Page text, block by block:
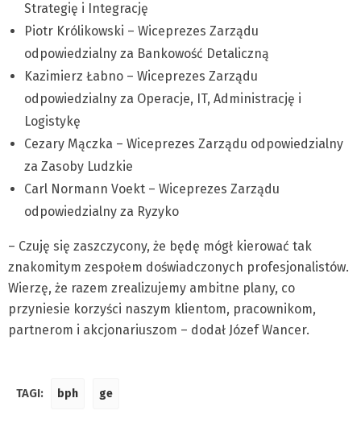
Strategię i Integrację
Piotr Królikowski – Wiceprezes Zarządu
odpowiedzialny za Bankowość Detaliczną
Kazimierz Łabno – Wiceprezes Zarządu
odpowiedzialny za Operacje, IT, Administrację i
Logistykę
Cezary Mączka – Wiceprezes Zarządu odpowiedzialny
za Zasoby Ludzkie
Carl Normann Voekt – Wiceprezes Zarządu
odpowiedzialny za Ryzyko
– Czuję się zaszczycony, że będę mógł kierować tak
znakomitym zespołem doświadczonych profesjonalistów.
Wierzę, że razem zrealizujemy ambitne plany, co
przyniesie korzyści naszym klientom, pracownikom,
partnerom i akcjonariuszom – dodał Józef Wancer.
TAGI: bph ge